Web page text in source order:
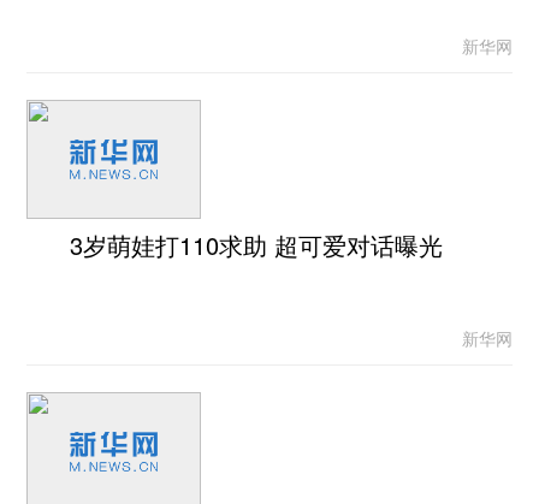
新华网
3岁萌娃打110求助 超可爱对话曝光
新华网